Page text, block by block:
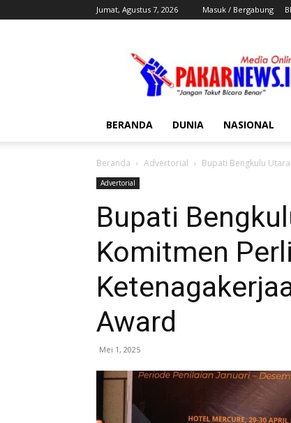
Jumat, Agustus 7, 2026 Masuk / Bergabung
BERANDA DUNIA NASIONAL
Beranda Advertorial Bupati Bengkulu
Advertorial
Bupati
Komitmen
Award
Mei 1, 2025